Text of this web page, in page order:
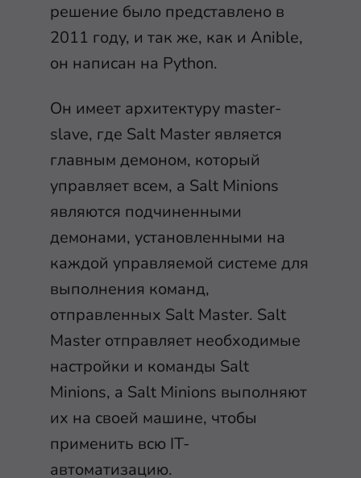
решение было представлено в
2011 году, и так же, как и Anible,
он написан на Python.
Он имеет архитектуру master-
slave, где Salt Master является
главным демоном, который
управляет всем, а Salt Minions
являются подчиненными
демонами, установленными на
каждой управляемой системе для
выполнения команд,
отправленных Salt Master. Salt
Master отправляет необходимые
настройки и команды Salt
Minions, а Salt Minions выполняют
их на своей машине, чтобы
применить всю IT-
автоматизацию.